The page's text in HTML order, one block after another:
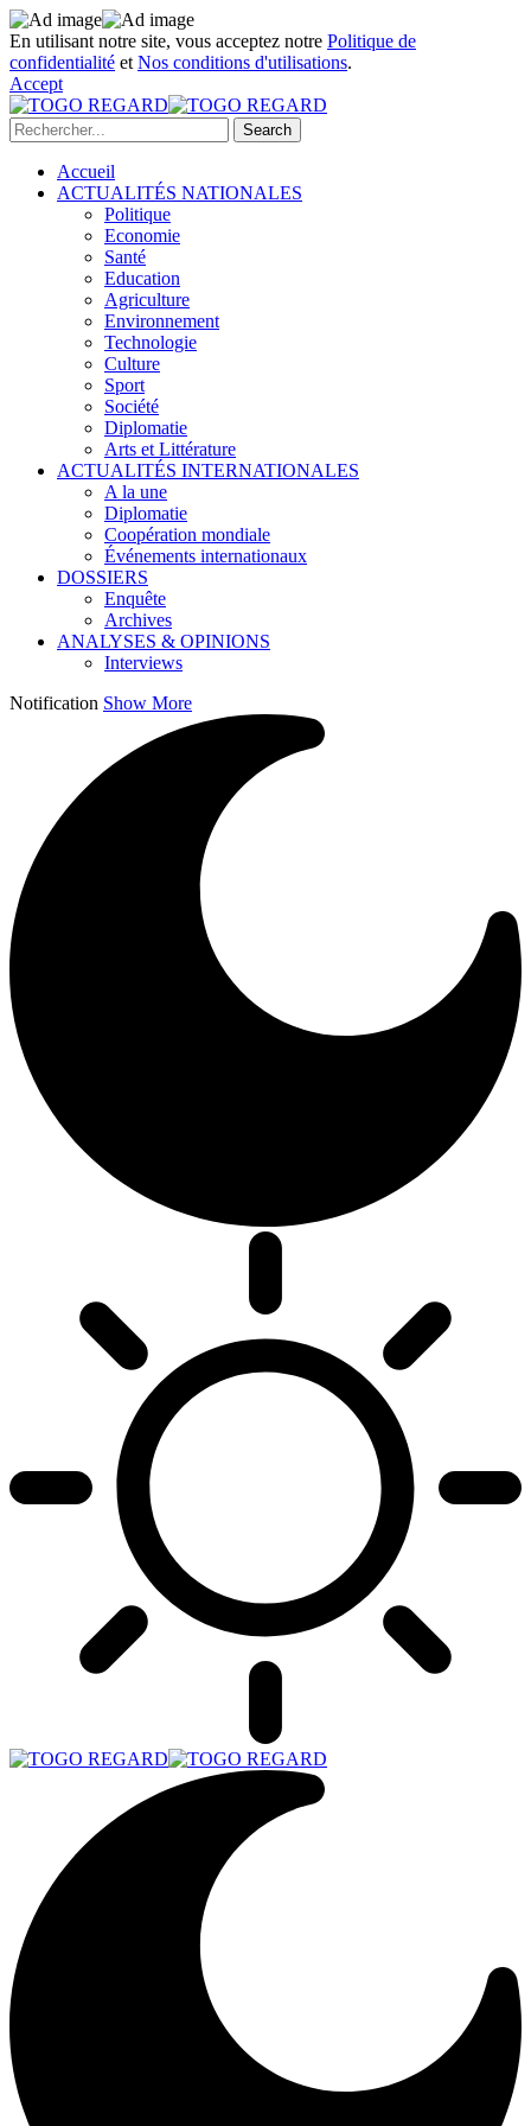
En utilisant notre site, vous acceptez notre Politique de
confidentialité et Nos conditions d'utilisations.
Accept
Accueil
ACTUALITÉS NATIONALES
Politique
Economie
Santé
Education
Agriculture
Environnement
Technologie
Culture
Sport
Société
Diplomatie
Arts et Littérature
ACTUALITÉS INTERNATIONALES
A la une
Diplomatie
Coopération mondiale
Événements internationaux
DOSSIERS
Enquête
Archives
ANALYSES & OPINIONS
Interviews
Notification Show More